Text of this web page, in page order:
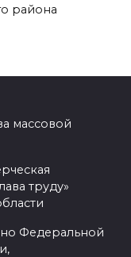
района
массовой
труду»
Федеральной